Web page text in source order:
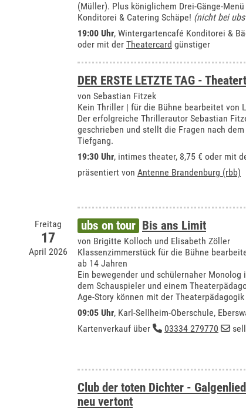
(Müller). Plus königlichem Drei-Gänge-
Konditorei & Catering Schäpe! (nicht bei
19:00 Uhr, Wintergartencafé Konditorei &
oder mit der Theatercard günstiger
DER ERSTE LETZTE TAG -
von Sebastian Fitzek
Kein Thriller | für die Bühne bearbeitet von
Der erfolgreiche Thrillerautor Sebastian
geschrieben und stellt die Fragen nach
Tiefgang.
19:30 Uhr, intimes theater, 8,75 € oder mit
präsentiert von Antenne Brandenburg (rbb)
Freitag
17
April 2026
ubs on tour Bis ans Limit
von Brigitte Kolloch und Elisabeth Zöller
Klassenzimmerstück für die Bühne
ab 14 Jahren
Ein bewegender und schülernaher
dem Schauspieler und einem
Age-Story können mit der
09:05 Uhr, Karl-Sellheim-Oberschule,
Kartenverkauf über
03334 279770
Club der toten Dichter -
neu vertont